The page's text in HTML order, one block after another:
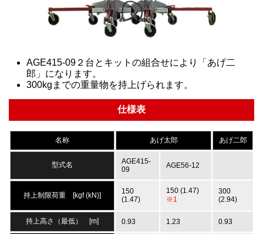
AGE415-09２台とキットの組合せにより「あげ二
郎」になります。
300kgまでの重量物を持上げられます。
仕様表
名称 あげ太郎 あげ二郎
型式名
AGE415-
09
AGE56-12
持上制限荷重 [kgf (kN)]
150
(1.47)
150 (1.47)
※1
300
(2.94)
持上高さ（最低） [m] 0.93 1.23 0.93